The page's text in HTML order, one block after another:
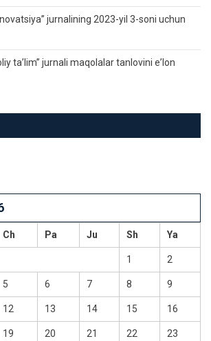
jurnalining 2023-yil 3-soni uchun
taʼlim” jurnali maqolalar tanlovini eʼlon
Ch Pa Ju Sh Ya
1 2
5 6 7 8 9
12 13 14 15 16
19 20 21 22 23